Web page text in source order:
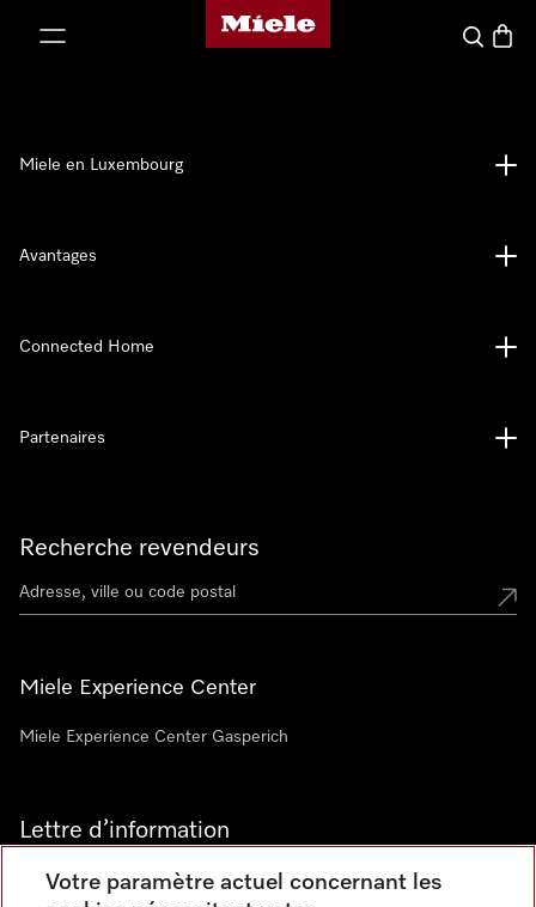
Page d'accueil de Miele
Panier
Recherche revendeurs
Miele Experience Center
Miele Experience Center Gasperich
Lettre d’information
Miele en Luxembourg
Avantages
Connected Home
Partenaires
Votre paramètre actuel concernant les